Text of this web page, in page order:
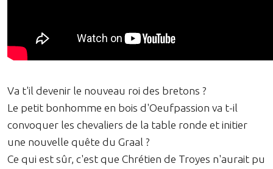
Va t'il devenir le nouveau roi des bretons ?
Le petit bonhomme en bois d'Oeufpassion va t-il
convoquer les chevaliers de la table ronde et initier
une nouvelle quête du Graal ?
Ce qui est sûr, c'est que Chrétien de Troyes n'aurait pu